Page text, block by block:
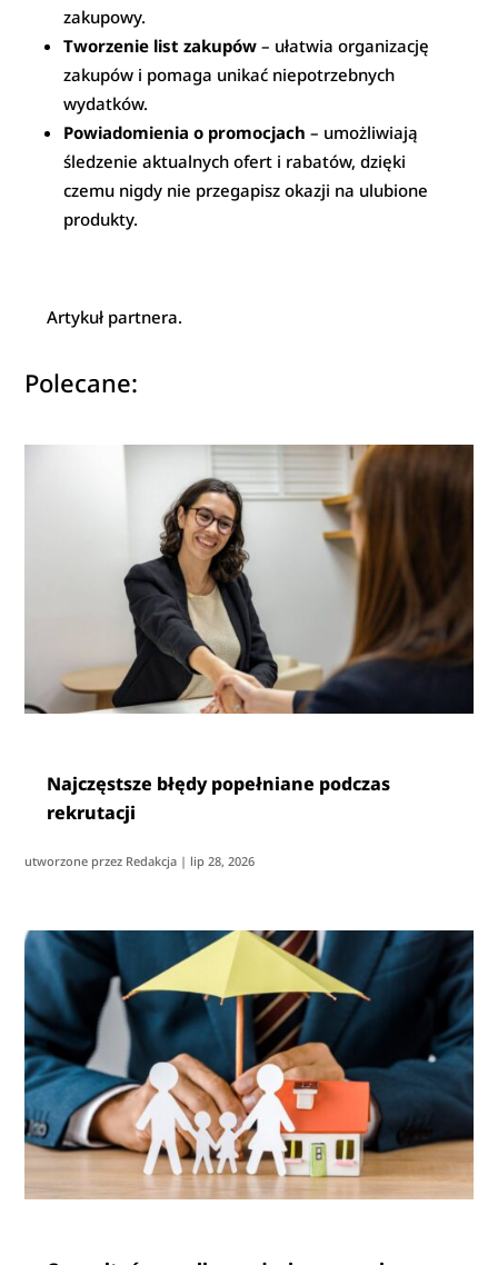
zakupowy.
Tworzenie list zakupów – ułatwia organizację
zakupów i pomaga unikać niepotrzebnych
wydatków.
Powiadomienia o promocjach – umożliwiają
śledzenie aktualnych ofert i rabatów, dzięki
czemu nigdy nie przegapisz okazji na ulubione
produkty.
Artykuł partnera.
Polecane:
Najczęstsze błędy popełniane podczas
rekrutacji
utworzone przez Redakcja | lip 28, 2026